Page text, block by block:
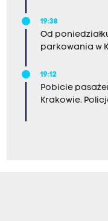
19:38
Od
parkowania w
19:12
Pobicie
Krakowie.